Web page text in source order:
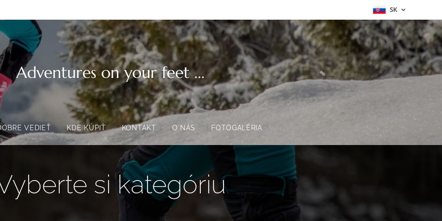
SK
Adventures on your feet ...
VEDIEŤ KDE KÚPIŤ KONTAKT O NÁS FOTOGALÉRIA
si kategóriu